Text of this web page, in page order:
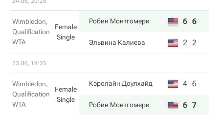
Wimbledon,
Qualification
WTA
Female
Single
Робин Монтгомери 6 6
Эльвина Калиева 2 2
23.06, 18:25
Wimbledon,
Qualification
WTA
Female
Single
Кэролайн Доулхайд 4 6
Робин Монтгомери 6 7